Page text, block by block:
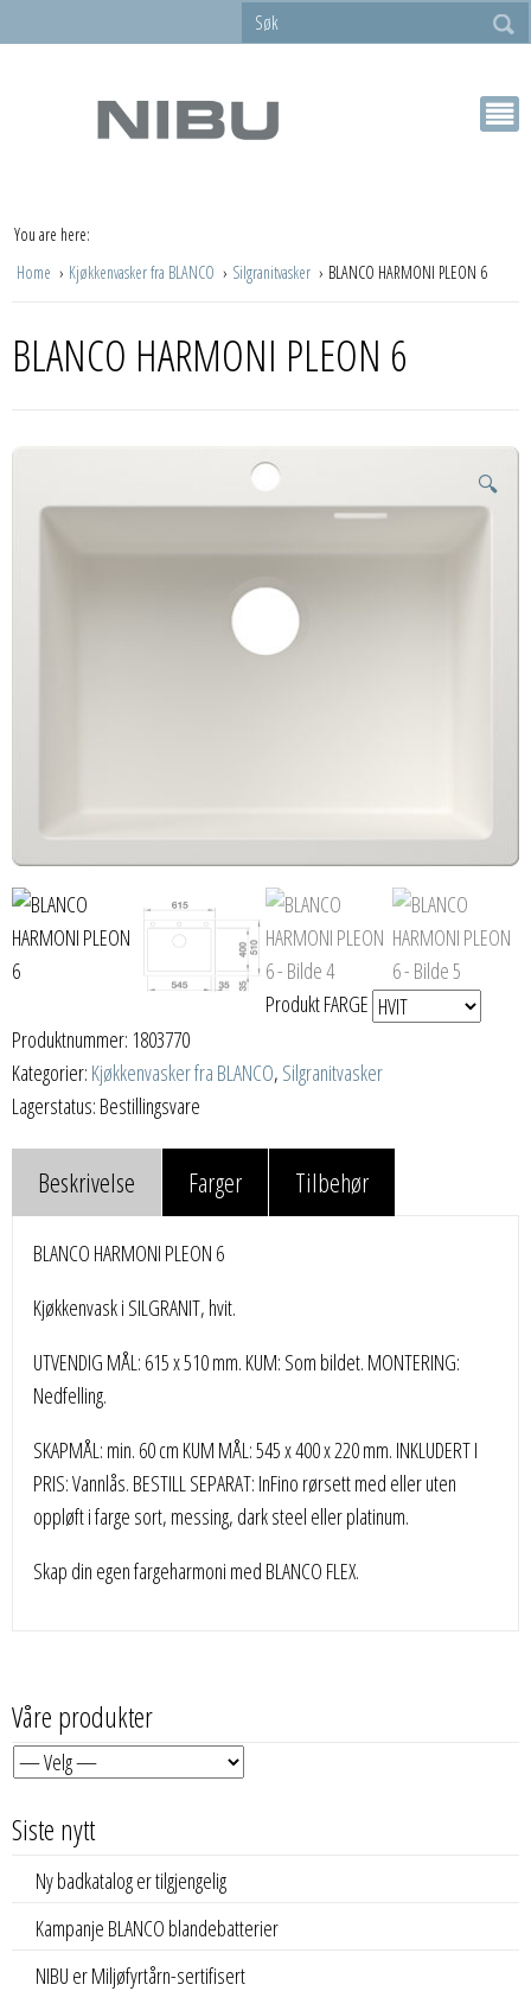
You are here:
Home
Kjøkkenvasker fra BLANCO Silgranitvasker BLANCO HARMONI PLEON 6
BLANCO HARMONI PLEON 6
🔍
Produkt FARGE
Produktnummer: 1803770
Kategorier: Kjøkkenvasker fra BLANCO, Silgranitvasker
Lagerstatus: Bestillingsvare
Beskrivelse Farger Tilbehør
BLANCO HARMONI PLEON 6
Kjøkkenvask i SILGRANIT, hvit.
UTVENDIG MÅL: 615 x 510 mm. KUM: Som bildet. MONTERING:
Nedfelling.
SKAPMÅL: min. 60 cm KUM MÅL: 545 x 400 x 220 mm. INKLUDERT I
PRIS: Vannlås. BESTILL SEPARAT: InFino rørsett med eller uten
oppløft i farge sort, messing, dark steel eller platinum.
Skap din egen fargeharmoni med BLANCO FLEX.
Våre produkter
Siste nytt
Ny badkatalog er tilgjengelig
Kampanje BLANCO blandebatterier
NIBU er Miljøfyrtårn-sertifisert